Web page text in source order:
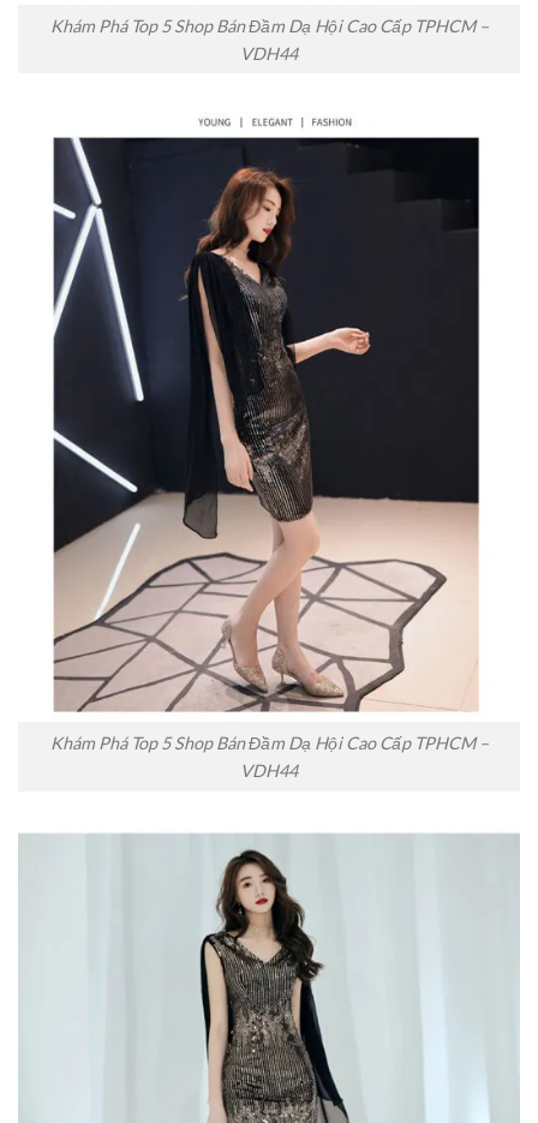
Khám Phá Top 5 Shop Bán Đầm Dạ Hội Cao Cấp TPHCM –
VDH44
Khám Phá Top 5 Shop Bán Đầm Dạ Hội Cao Cấp TPHCM –
VDH44